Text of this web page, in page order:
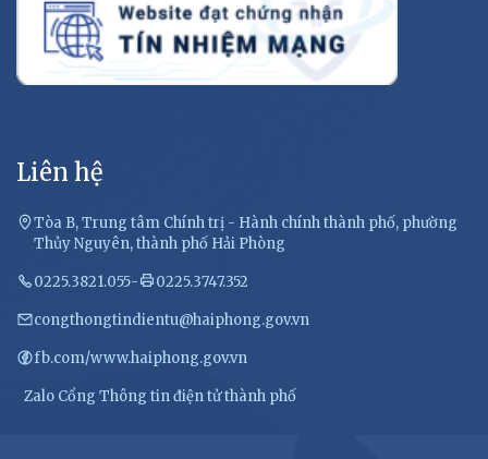
Liên hệ
Tòa B, Trung tâm Chính trị - Hành chính thành phố, phường
Thủy Nguyên, thành phố Hải Phòng
0225.3821.055- 0225.3747.352
congthongtindientu@haiphong.gov.vn
fb.com/www.haiphong.gov.vn
Zalo Cổng Thông tin điện tử thành phố